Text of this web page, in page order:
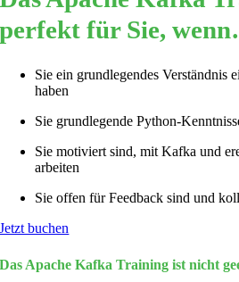
perfekt für Sie,
Sie ein grundlegendes Verständnis
haben
Sie grundlegende Python-
Sie motiviert sind, mit Kafka und
arbeiten
Sie offen für Feedback sind und
Jetzt buchen
Das Apache Kafka Training ist nicht